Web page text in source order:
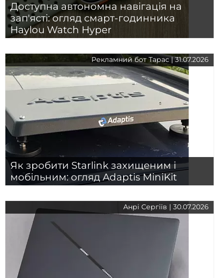
Доступна автономна навігація на
зап'ясті: огляд смарт-годинника
Haylou Watch Hyper
Як зробити Starlink захищеним і
мобільним: огляд Adaptis MiniKit
Рекламний бот Тарас | 31.07.2026
Анрі Сергіїв | 30.07.2026